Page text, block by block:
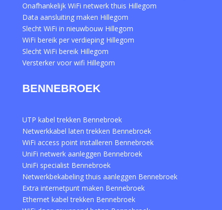
Onafhankelijk WiFi netwerk thuis Hillegom
Data aansluiting maken Hillegom
Slecht WiFi in nieuwbouw Hillegom
WiFi bereik per verdieping Hillegom
Slecht WiFi bereik Hillegom
Versterker voor wifi Hillegom
BENNEBROEK
UTP kabel trekken Bennebroek
Netwerkkabel laten trekken Bennebroek
WiFi access point installeren Bennebroek
UniFi netwerk aanleggen Bennebroek
UniFi specialist Bennebroek
Netwerkbekabeling thuis aanleggen Bennebroek
Extra internetpunt maken Bennebroek
Ethernet kabel trekken Bennebroek